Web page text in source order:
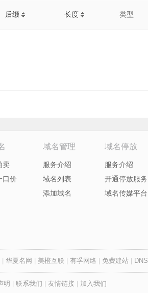
后缀 长度 类型
卖
口价
域名管理
服务介绍
域名列表
添加域名
域名停放
服务介绍
开通停放服务
域名传媒平台
华夏名网 美橙互联 有孚网络 免费建站
明 联系我们 友情链接 加入我们